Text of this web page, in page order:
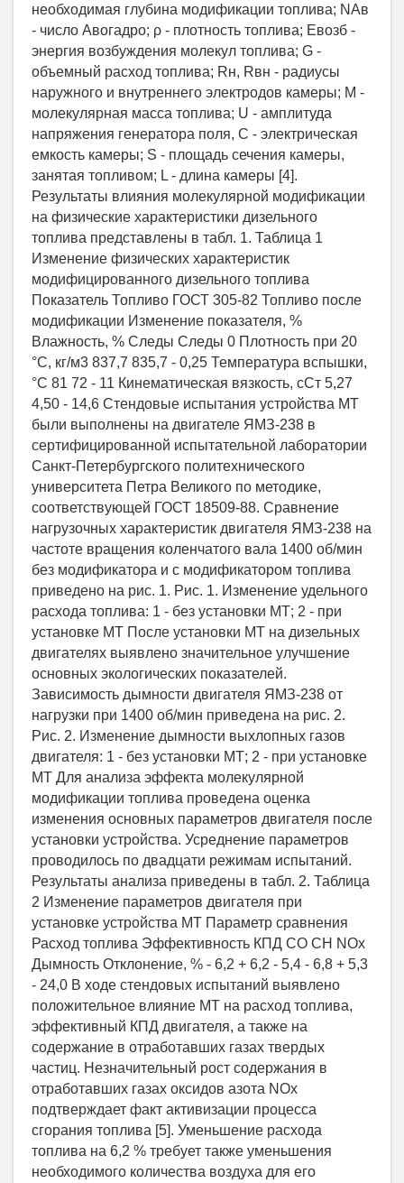
необходимая глубина модификации топлива; NАв
- число Авогадро; ρ - плотность топлива; Евозб -
энергия возбуждения молекул топлива; G -
объемный расход топлива; Rн, Rвн - радиусы
наружного и внутреннего электродов камеры; M -
молекулярная масса топлива; U - амплитуда
напряжения генератора поля, C - электрическая
емкость камеры; S - площадь сечения камеры,
занятая топливом; L - длина камеры [4].
Результаты влияния молекулярной модификации
на физические характеристики дизельного
топлива представлены в табл. 1. Таблица 1
Изменение физических характеристик
модифицированного дизельного топлива
Показатель Топливо ГОСТ 305-82 Топливо после
модификации Изменение показателя, %
Влажность, % Следы Следы 0 Плотность при 20
°С, кг/м3 837,7 835,7 - 0,25 Температура вспышки,
°С 81 72 - 11 Кинематическая вязкость, сСт 5,27
4,50 - 14,6 Стендовые испытания устройства МТ
были выполнены на двигателе ЯМЗ-238 в
сертифицированной испытательной лаборатории
Санкт-Петербургского политехнического
университета Петра Великого по методике,
соответствующей ГОСТ 18509-88. Сравнение
нагрузочных характеристик двигателя ЯМЗ-238 на
частоте вращения коленчатого вала 1400 об/мин
без модификатора и с модификатором топлива
приведено на рис. 1. Рис. 1. Изменение удельного
расхода топлива: 1 - без установки МТ; 2 - при
установке МТ После установки МТ на дизельных
двигателях выявлено значительное улучшение
основных экологических показателей.
Зависимость дымности двигателя ЯМЗ-238 от
нагрузки при 1400 об/мин приведена на рис. 2.
Рис. 2. Изменение дымности выхлопных газов
двигателя: 1 - без установки МТ; 2 - при установке
МТ Для анализа эффекта молекулярной
модификации топлива проведена оценка
изменения основных параметров двигателя после
установки устройства. Усреднение параметров
проводилось по двадцати режимам испытаний.
Результаты анализа приведены в табл. 2. Таблица
2 Изменение параметров двигателя при
установке устройства МТ Параметр сравнения
Расход топлива Эффективность КПД СО СН NOx
Дымность Отклонение, % - 6,2 + 6,2 - 5,4 - 6,8 + 5,3
- 24,0 В ходе стендовых испытаний выявлено
положительное влияние МТ на расход топлива,
эффективный КПД двигателя, а также на
содержание в отработавших газах твердых
частиц. Незначительный рост содержания в
отработавших газах оксидов азота NOx
подтверждает факт активизации процесса
сгорания топлива [5]. Уменьшение расхода
топлива на 6,2 % требует также уменьшения
необходимого количества воздуха для его